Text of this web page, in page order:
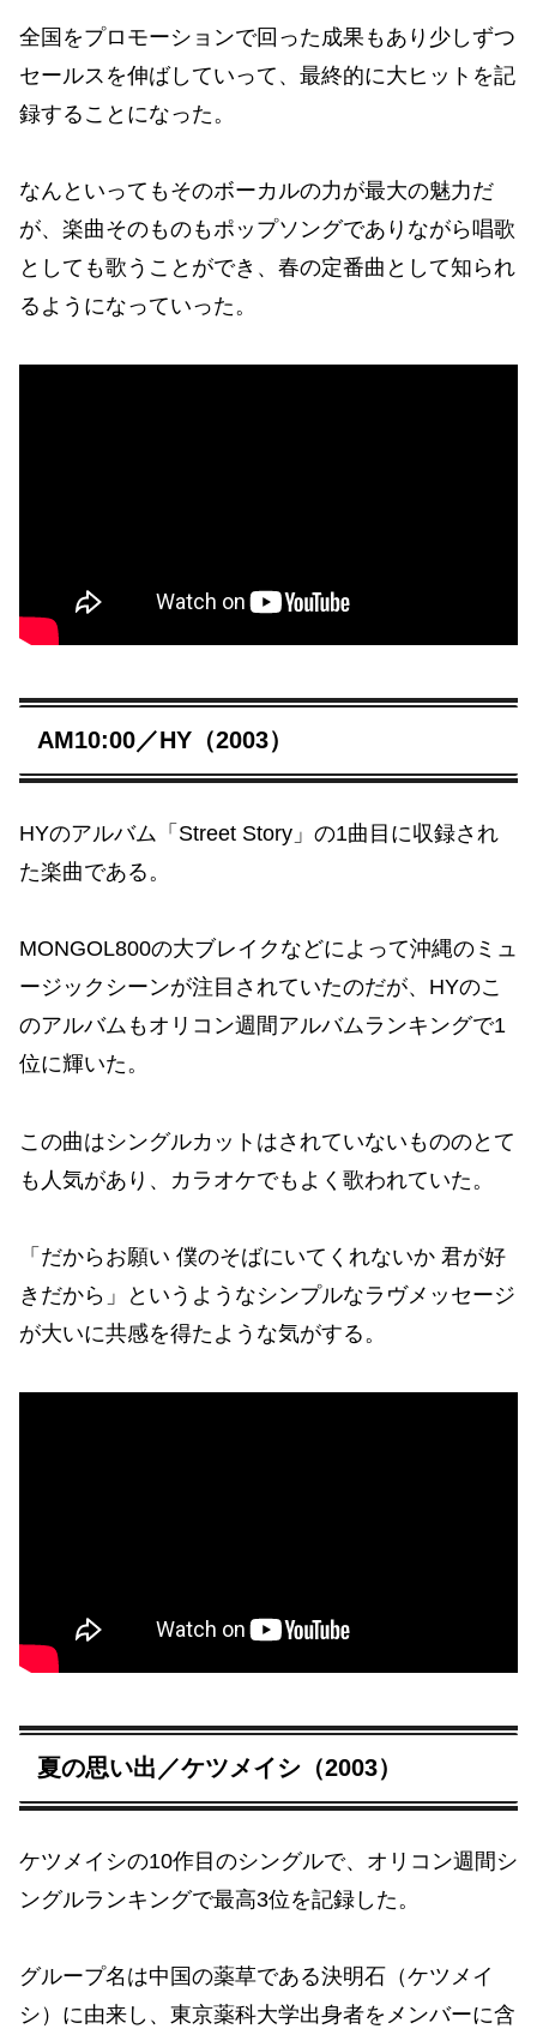
全国をプロモーションで回った成果もあり少しずつ
セールスを伸ばしていって、最終的に大ヒットを記
録することになった。
なんといってもそのボーカルの力が最大の魅力だ
が、楽曲そのものもポップソングでありながら唱歌
としても歌うことができ、春の定番曲として知られ
るようになっていった。
AM10:00／HY（2003）
HYのアルバム「Street Story」の1曲目に収録され
た楽曲である。
MONGOL800の大ブレイクなどによって沖縄のミュ
ージックシーンが注目されていたのだが、HYのこ
のアルバムもオリコン週間アルバムランキングで1
位に輝いた。
この曲はシングルカットはされていないもののとて
も人気があり、カラオケでもよく歌われていた。
「だからお願い 僕のそばにいてくれないか 君が好
きだから」というようなシンプルなラヴメッセージ
が大いに共感を得たような気がする。
夏の思い出／ケツメイシ（2003）
ケツメイシの10作目のシングルで、オリコン週間シ
ングルランキングで最高3位を記録した。
グループ名は中国の薬草である決明石（ケツメイ
シ）に由来し、東京薬科大学出身者をメンバーに含